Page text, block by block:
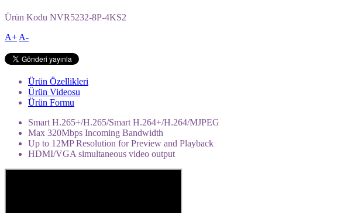
Ürün Kodu NVR5232-8P-4KS2
A+ A-
Ürün Özellikleri
Ürün Videosu
Ürün Formu
Smart H.265+/H.265/Smart H.264+/H.264/MJPEG
Max 320Mbps Incoming Bandwidth
Up to 12MP Resolution for Preview and Playback
HDMI/VGA simultaneous video output